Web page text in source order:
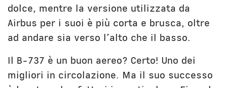
dolce, mentre la versione utilizzata da
Airbus per i suoi è più corta e brusca, oltre
ad andare sia verso l’alto che il basso.
Il B-737 è un buon aereo? Certo! Uno dei
migliori in circolazione. Ma il suo successo